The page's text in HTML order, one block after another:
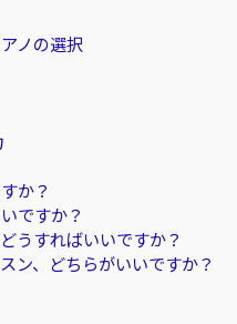
ノの選択
か？
ですか？
うすればいいですか？
ン、どちらがいいですか？